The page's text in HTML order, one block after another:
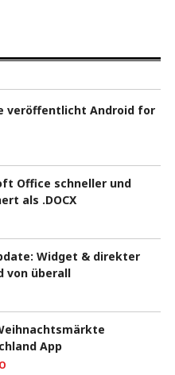
veröffentlicht Android for
Office schneller und
als .DOCX
Widget & direkter
von überall
App